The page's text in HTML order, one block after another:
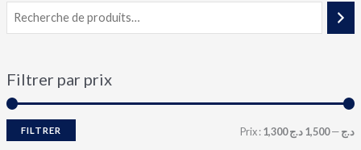
Filtrer par prix
FILTRER Prix : 1,300 د.ج—1,500 د.ج